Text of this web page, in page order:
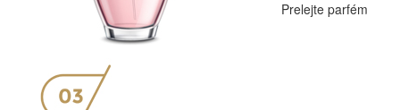
Prelejte parfém